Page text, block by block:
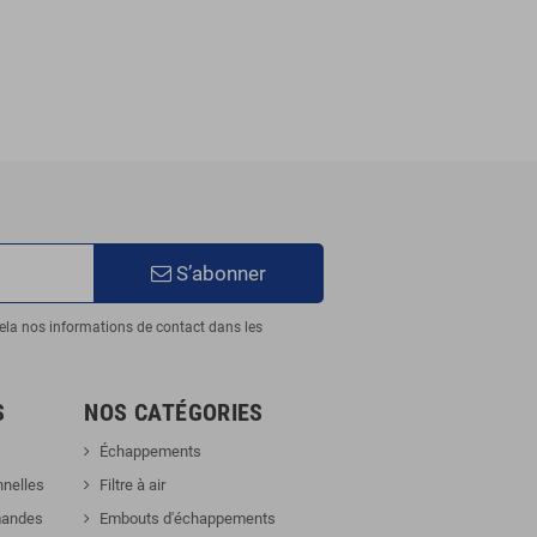
S’abonner
nos informations de contact dans les
NOS CATÉGORIES
Échappements
Filtre à air
Embouts d'échappements